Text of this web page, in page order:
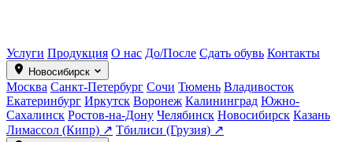
Услуги Продукция О нас До/После Сдать обувь Контакты
Новосибирск
Москва Санкт-Петербург Сочи Тюмень Владивосток
Екатеринбург Иркутск Воронеж Калининград Южно-
Сахалинск Ростов-на-Дону Челябинск Новосибирск Казань
Лимассол (Кипр) ↗ Тбилиси (Грузия) ↗